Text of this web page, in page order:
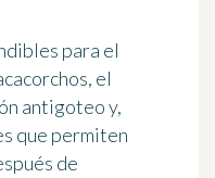
para el
el
antigoteo y,
que permiten
de